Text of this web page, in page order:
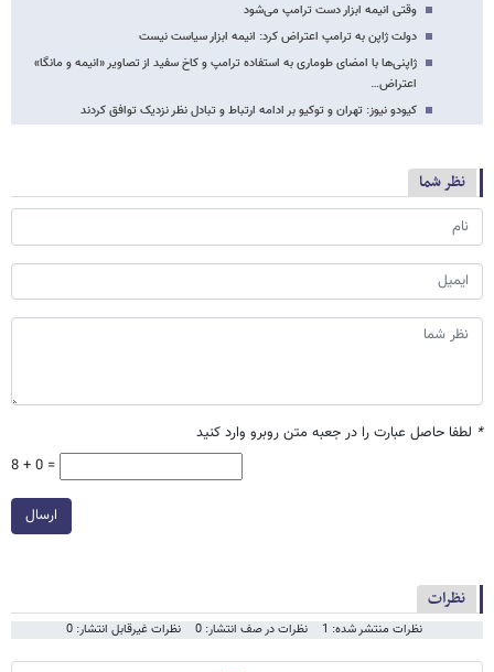
وقتی انیمه ابزار دست ترامپ می‌شود
دولت ژاپن به ترامپ اعتراض کرد: انیمه ابزار سیاست نیست
ژاپنی‌ها با امضای طوماری به استفاده ترامپ و کاخ سفید از تصاویر «انیمه و مانگا»
اعتراض…
کیودو نیوز: تهران و توکیو بر ادامه ارتباط و تبادل نظر نزدیک توافق کردند
نظر شما
* لطفا حاصل عبارت را در جعبه متن روبرو وارد کنید
8 + 0 =
ارسال
نظرات
نظرات منتشر شده: 1 نظرات در صف انتشار: 0 نظرات غیرقابل انتشار: 0